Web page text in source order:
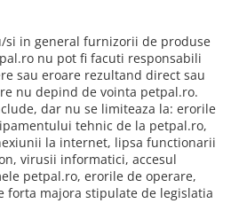
si in general furnizorii de produse
nu pot fi facuti responsabili
sau eroare rezultand direct sau
nu depind de vointa petpal.ro.
dar nu se limiteaza la: erorile
tehnic de la petpal.ro,
la internet, lipsa functionarii
virusii informatici, accesul
petpal.ro, erorile de operare,
forta majora stipulate de legislatia